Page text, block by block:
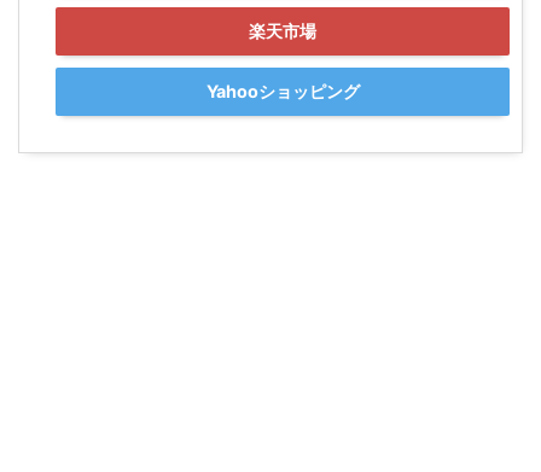
楽天市場
Yahooショッピング